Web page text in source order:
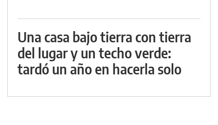
Una casa bajo tierra con tierra
del lugar y un techo verde:
tardó un año en hacerla solo